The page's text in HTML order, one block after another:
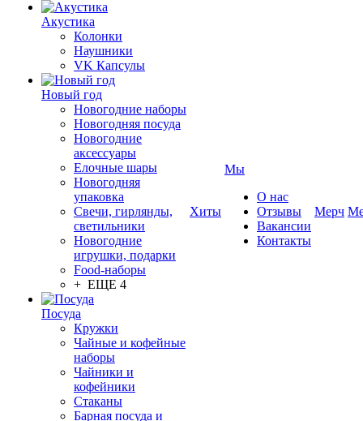
Акустика
Колонки
Наушники
VK Капсулы
Новый год
Новогодние наборы
Новогодняя посуда
Новогодние
аксессуары
Елочные шары
Новогодняя
упаковка
Свечи, гирлянды,
светильники
Новогодние
игрушки, подарки
Food-наборы
+ ЕЩЕ 4
Посуда
Кружки
Чайные и кофейные
наборы
Чайники и
кофейники
Стаканы
Барная посуда и
Хиты
Мы
О нас
Отзывы
Вакансии
Контакты
Мерч